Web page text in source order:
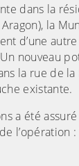
dans la
la
d’une
nouveau
la rue de
existante.
a été
l’opération